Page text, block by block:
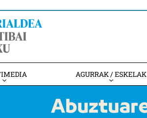
AGURRAK / ESKELAK